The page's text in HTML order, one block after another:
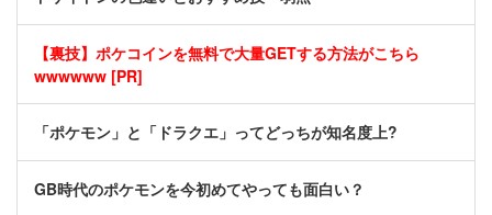
【裏技】ポケコインを無料で大量GETする方法がこちら
wwwwww [PR]
「ポケモン」と「ドラクエ」ってどっちが知名度上?
GB時代のポケモンを今初めてやっても面白い？